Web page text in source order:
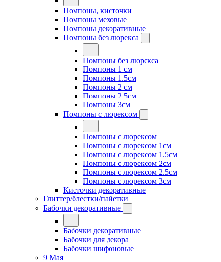
Помпоны, кисточки
Помпоны меховые
Помпоны декоративные
Помпоны без люрекса
Помпоны без люрекса
Помпоны 1 см
Помпоны 1.5см
Помпоны 2 см
Помпоны 2.5см
Помпоны 3см
Помпоны с люрексом
Помпоны с люрексом
Помпоны с люрексом 1см
Помпоны с люрексом 1.5см
Помпоны с люрексом 2см
Помпоны с люрексом 2.5см
Помпоны с люрексом 3см
Кисточки декоративные
Глиттер/блестки/пайетки
Бабочки декоративные
Бабочки декоративные
Бабочки для декора
Бабочки шифоновые
9 Мая